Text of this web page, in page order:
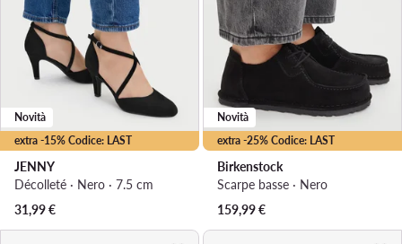
extra -15% Codice: LAST
Novità
JENNY
Décolleté · Nero · 7.5 cm
31,99€
extra -25% Codice: LAST
Novità
Birkenstock
Scarpe basse · Nero
159,99€